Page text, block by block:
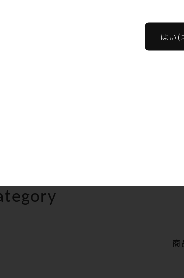
：安心院葡萄酒工房 （住所：大分
の方々のご参加をお待ちしております
商
はい(